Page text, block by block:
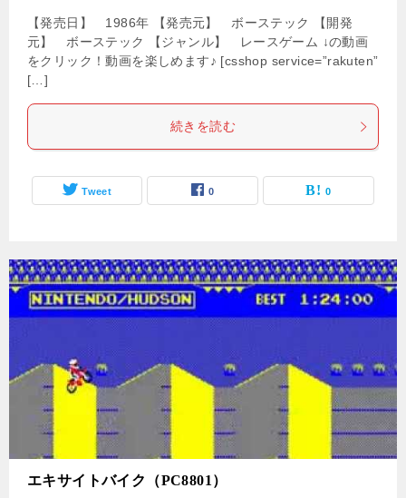
【発売日】 1986年 【発売元】 ボーステック 【開発
元】 ボーステック 【ジャンル】 レースゲーム ↓の動画
をクリック！動画を楽しめます♪ [csshop service=”rakuten”
[…]
続きを読む
Tweet 0 0
エキサイトバイク（PC8801）